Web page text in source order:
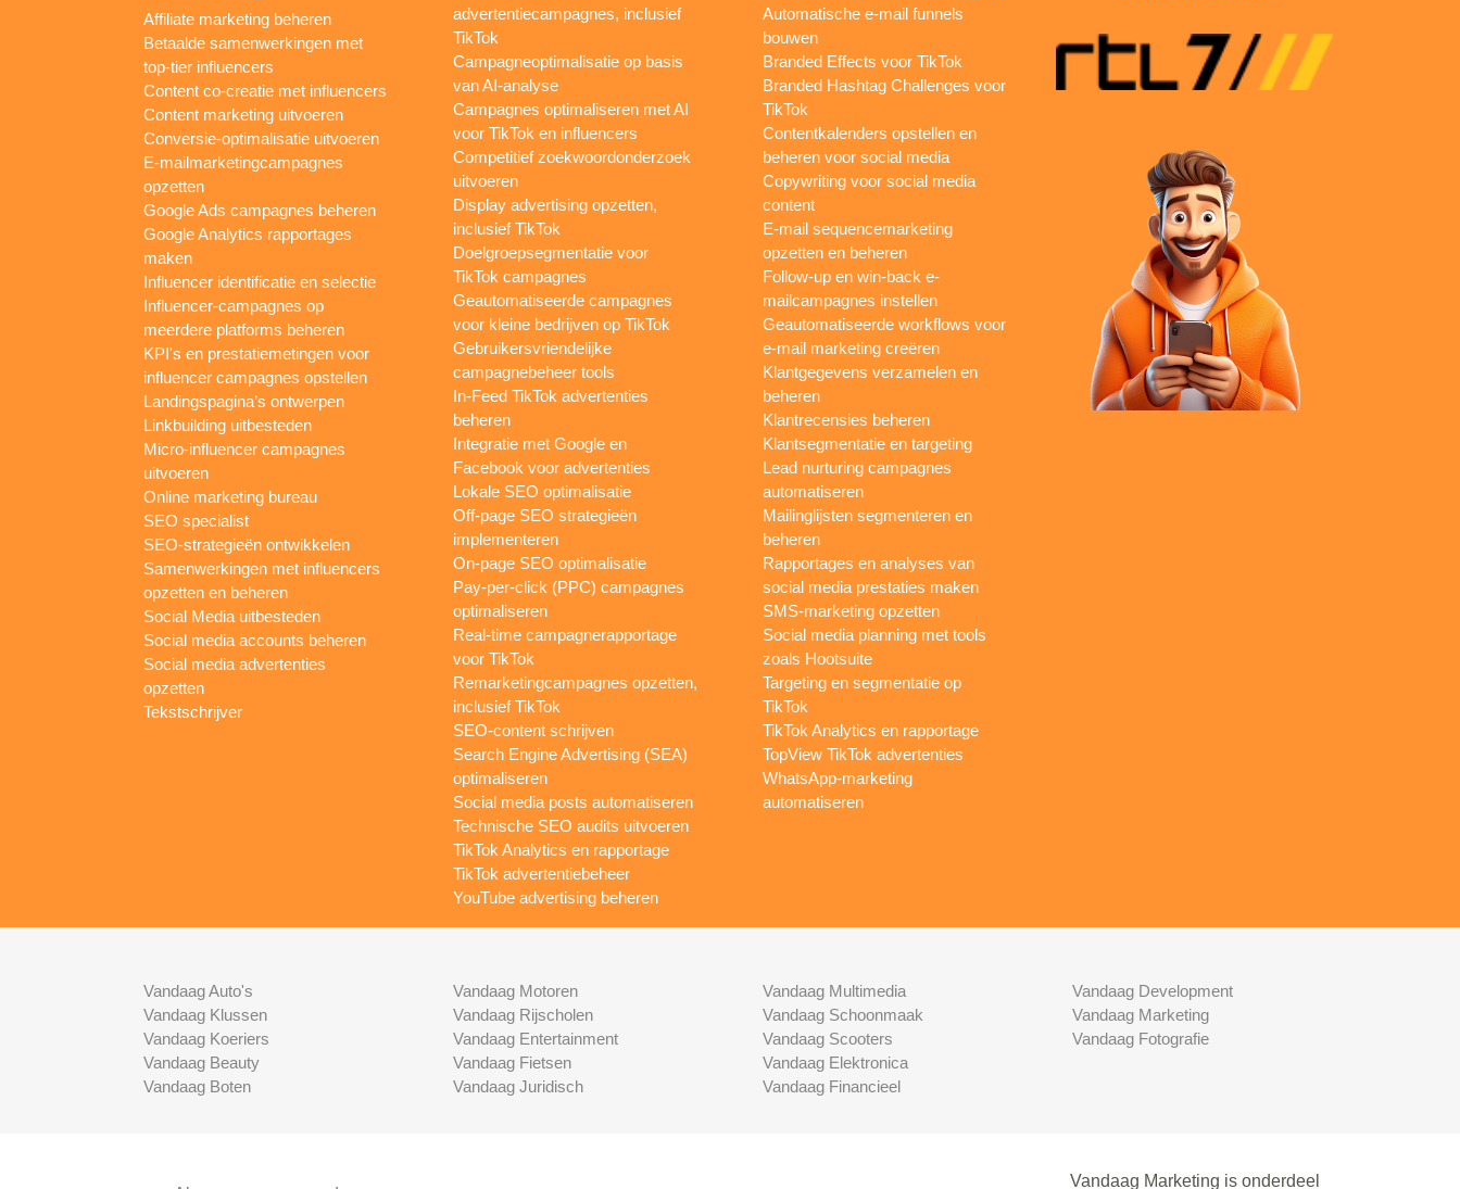
Affiliate marketing beheren
Betaalde samenwerkingen met
top-tier influencers
Content co-creatie met influencers
Content marketing uitvoeren
Conversie-optimalisatie uitvoeren
E-mailmarketingcampagnes
opzetten
Google Ads campagnes beheren
Google Analytics rapportages
maken
Influencer identificatie en selectie
Influencer-campagnes op
meerdere platforms beheren
KPI's en prestatiemetingen voor
influencer campagnes opstellen
Landingspagina’s ontwerpen
Linkbuilding uitbesteden
Micro-influencer campagnes
uitvoeren
Online marketing bureau
SEO specialist
SEO-strategieën ontwikkelen
Samenwerkingen met influencers
opzetten en beheren
Social Media uitbesteden
Social media accounts beheren
Social media advertenties
opzetten
Tekstschrijver
advertentiecampagnes, inclusief
TikTok
Campagneoptimalisatie op basis
van AI-analyse
Campagnes optimaliseren met AI
voor TikTok en influencers
Competitief zoekwoordonderzoek
uitvoeren
Display advertising opzetten,
inclusief TikTok
Doelgroepsegmentatie voor
TikTok campagnes
Geautomatiseerde campagnes
voor kleine bedrijven op TikTok
Gebruikersvriendelijke
campagnebeheer tools
In-Feed TikTok advertenties
beheren
Integratie met Google en
Facebook voor advertenties
Lokale SEO optimalisatie
Off-page SEO strategieën
implementeren
On-page SEO optimalisatie
Pay-per-click (PPC) campagnes
optimaliseren
Real-time campagnerapportage
voor TikTok
Remarketingcampagnes opzetten,
inclusief TikTok
SEO-content schrijven
Search Engine Advertising (SEA)
optimaliseren
Social media posts automatiseren
Technische SEO audits uitvoeren
TikTok Analytics en rapportage
TikTok advertentiebeheer
YouTube advertising beheren
Automatische e-mail funnels
bouwen
Branded Effects voor TikTok
Branded Hashtag Challenges voor
TikTok
Contentkalenders opstellen en
beheren voor social media
Copywriting voor social media
content
E-mail sequencemarketing
opzetten en beheren
Follow-up en win-back e-
mailcampagnes instellen
Geautomatiseerde workflows voor
e-mail marketing creëren
Klantgegevens verzamelen en
beheren
Klantrecensies beheren
Klantsegmentatie en targeting
Lead nurturing campagnes
automatiseren
Mailinglijsten segmenteren en
beheren
Rapportages en analyses van
social media prestaties maken
SMS-marketing opzetten
Social media planning met tools
zoals Hootsuite
Targeting en segmentatie op
TikTok
TikTok Analytics en rapportage
TopView TikTok advertenties
WhatsApp-marketing
automatiseren
Vandaag Auto's
Vandaag Klussen
Vandaag Koeriers
Vandaag Beauty
Vandaag Boten
Vandaag Motoren
Vandaag Rijscholen
Vandaag Entertainment
Vandaag Fietsen
Vandaag Juridisch
Vandaag Multimedia
Vandaag Schoonmaak
Vandaag Scooters
Vandaag Elektronica
Vandaag Financieel
Vandaag Development
Vandaag Marketing
Vandaag Fotografie
Vandaag Marketing is onderdeel